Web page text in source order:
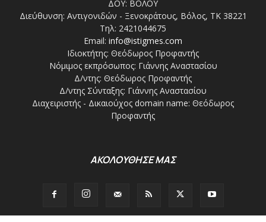
ΔΟΥ: ΒΟΛΟΥ
Διεύθυνση: Αντιγονιδών - Ξενοκράτους, Βόλος, ΤΚ 38221
Τηλ: 2421044675
Email: info@istigmes.com
Ιδιοκτήτης: Θεόδωρος Προφαντής
Νόμιμος εκπρόσωπος: Γιάννης Αναστασίου
Δ/ντης: Θεόδωρος Προφαντής
Δ/ντης Σύνταξης: Γιάννης Αναστασίου
Διαχειριστής - Δικαιούχος domain name: Θεόδωρος
Προφαντής
ΑΚΟΛΟΥΘΗΣΕ ΜΑΣ